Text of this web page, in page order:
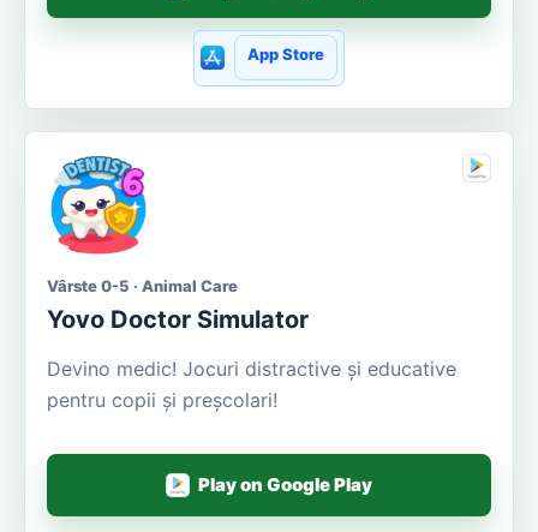
App Store
Vârste 0-5 · Animal Care
Yovo Doctor Simulator
Devino medic! Jocuri distractive și educative
pentru copii și preșcolari!
Play on Google Play